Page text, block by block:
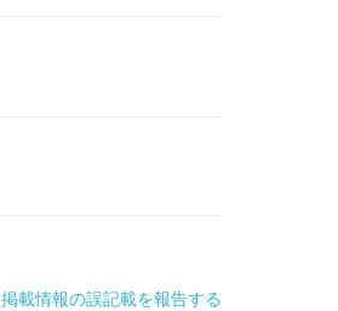
掲載情報の誤記載を報告する